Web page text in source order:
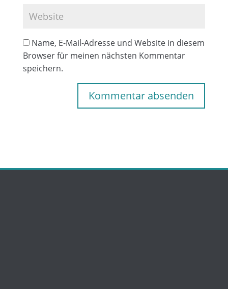
Name, E-Mail-Adresse und Website in diesem
Browser für meinen nächsten Kommentar
speichern.